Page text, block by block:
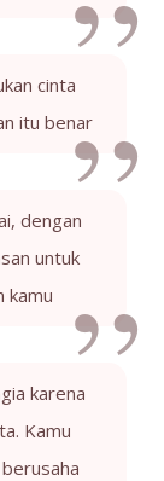
cinta
itu benar
dengan
untuk
kamu
karena
Kamu